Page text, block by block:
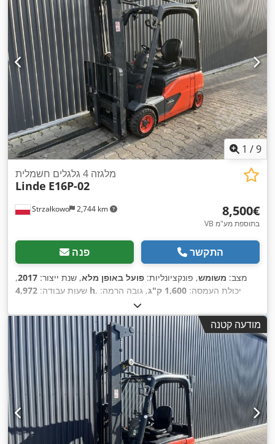
1 /9
Strzałkowo 2,744 km
מלגזה 4 גלגלים חשמלית
Linde E16P-02
‏8,500 ‏€
VB בתוספת מע"מ
פנה התקשר
מצב: משומש, פונקציונליות: פועל באופן מלא, שנת ייצור: 2017
,
שעות עבודה: 4,972 h , יכולת העמסה: 1,600 ק"ג
, גובה הרמה:
, הרמה חופשית:1,569 מ"מ
תורן:טריפלקס, גובה בנייה:2,171 מ"מ , סוג הנעה:Elektro,
מודעה קטנה